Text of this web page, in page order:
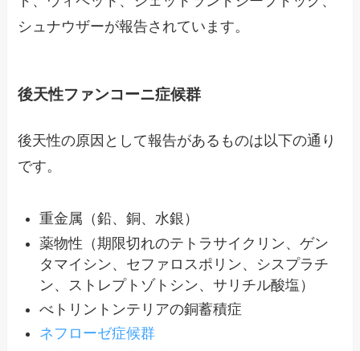
シュナウザーが報告されています。
後天性ファンコーニ症候群
後天性の原因として報告があるものは以下の通り
です。
重金属（鉛、銅、水銀）
薬物性（期限切れのテトラサイクリン、ゲン
タマイシン、セファロスポリン、シスプラチ
ン、ストレプトゾトシン、サリチル酸塩）
べトリントンテリアの銅蓄積症
ネフローゼ症候群